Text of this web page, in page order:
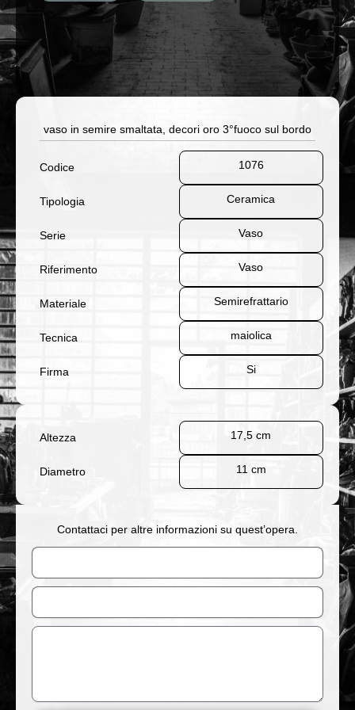
vaso in semire smaltata, decori oro 3°fuoco sul bordo
Codice 1076
Tipologia Ceramica
Serie Vaso
Riferimento Vaso
Materiale Semirefrattario
Tecnica maiolica
Firma Si
Altezza 17,5 cm
Diametro 11 cm
Contattaci per altre informazioni su quest’opera.
Nome
Email
Messaggio